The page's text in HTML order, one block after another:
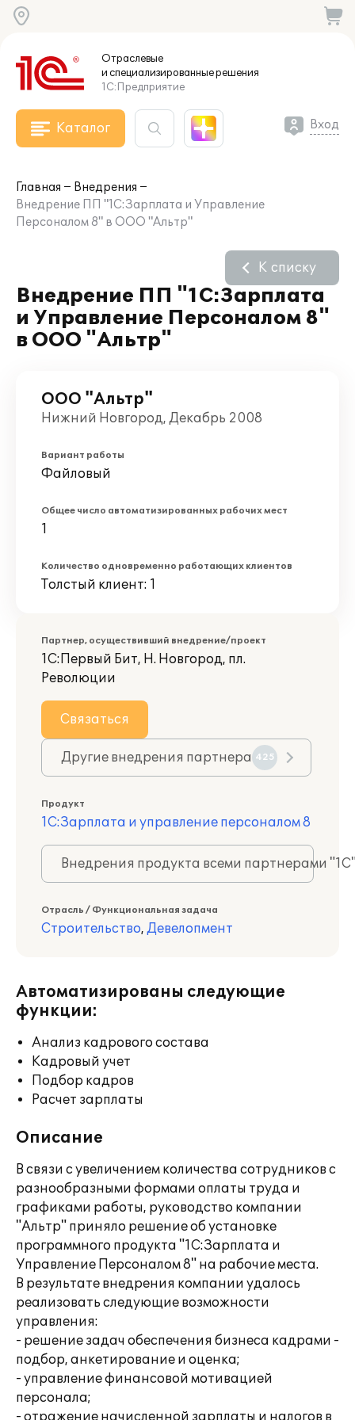
Отраслевые
и специализированныерешения
1С:Предприятие
Каталог Вход
Главная
Внедрения
Внедрение ПП "1С:Зарплата и Управление
Персоналом 8" в ООО "Альтр"
Внедрение ПП "1С:Зарплата
и Управление Персоналом 8"
в ООО "Альтр"
К списку
ООО "Альтр"
Нижний Новгород, Декабрь 2008
Вариант работы
Файловый
Общее число автоматизированных рабочих мест
1
Количество одновременно работающих клиентов
Толстый клиент: 1
Партнер, осуществивший внедрение/проект
1С:Первый Бит, Н. Новгород, пл.
Революции
Связаться
Другие внедрения партнера 425
Продукт
1С:Зарплата и управление персоналом 8
Внедрения продукта всеми партнерами
Отрасль / Функциональная задача
Строительство, Девелопмент
Автоматизированы следующие
функции:
Анализ кадрового состава
Кадровый учет
Подбор кадров
Расчет зарплаты
Описание
В связи с увеличением количества сотрудников с
разнообразными формами оплаты труда и
графиками работы, руководство компании
"Альтр" приняло решение об установке
программного продукта "1С:Зарплата и
Управление Персоналом 8" на рабочие места.
В результате внедрения компании удалось
реализовать следующие возможности
управления:
- решение задач обеспечения бизнеса кадрами -
подбор, анкетирование и оценка;
- управление финансовой мотивацией
персонала;
- отражение начисленной зарплаты и налогов в